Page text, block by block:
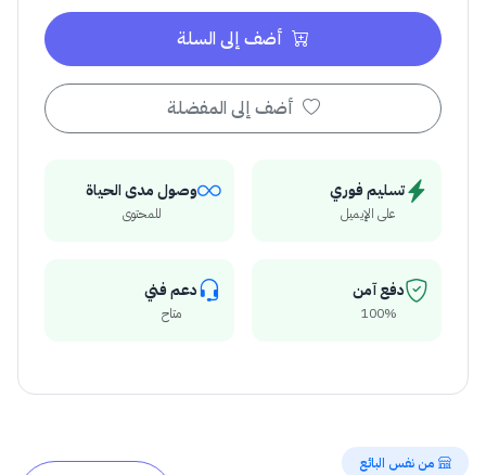
أضف إلى السلة
أضف إلى المفضلة
تسليم فوري
على الإيميل
وصول مدى الحياة
للمحتوى
دفع آمن
100%
دعم فني
متاح
من نفس البائع